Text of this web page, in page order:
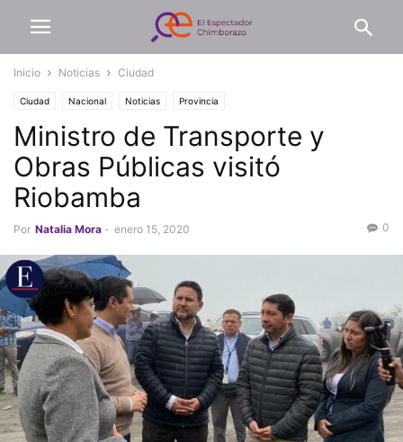
Inicio Noticias Ciudad
Ciudad Nacional Noticias Provincia
Ministro de Transporte y
Obras Públicas visitó
Riobamba
Por Natalia Mora - enero 15, 2020 0